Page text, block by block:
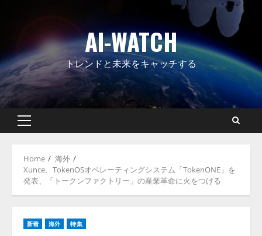
AI-WATCH
トレンドと未来をキャッチする
Primary
Home
海外
Xunce、TokenOSオペレーティングシステム「TokenONE」を
発表、「トークンファクトリー」の産業革命に火をつける
新着 海外 特集